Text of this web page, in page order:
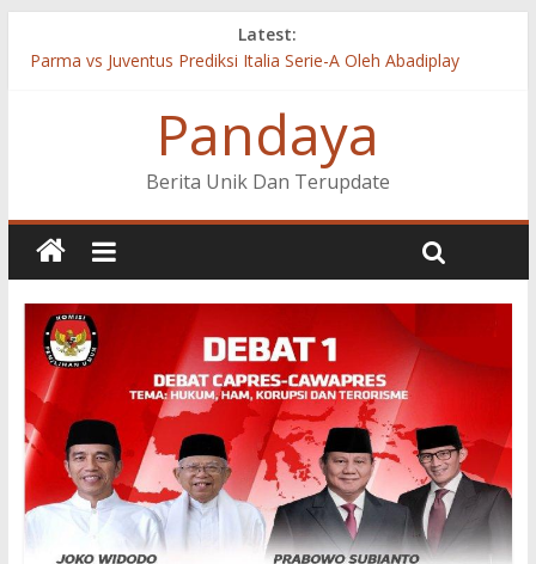
Latest:
Parma vs Juventus Prediksi Italia Serie-A Oleh Abadiplay
Celta Vigo vs Valencia Prediksi LaLiga Santander Oleh
Real Madrid vs Valladolid Prediksi LaLiga Santander Oleh
Fiorentina vs Napoli Prediksi Italia Serie-A Oleh Abadiplay
Pandaya
Berita Unik Dan Terupdate